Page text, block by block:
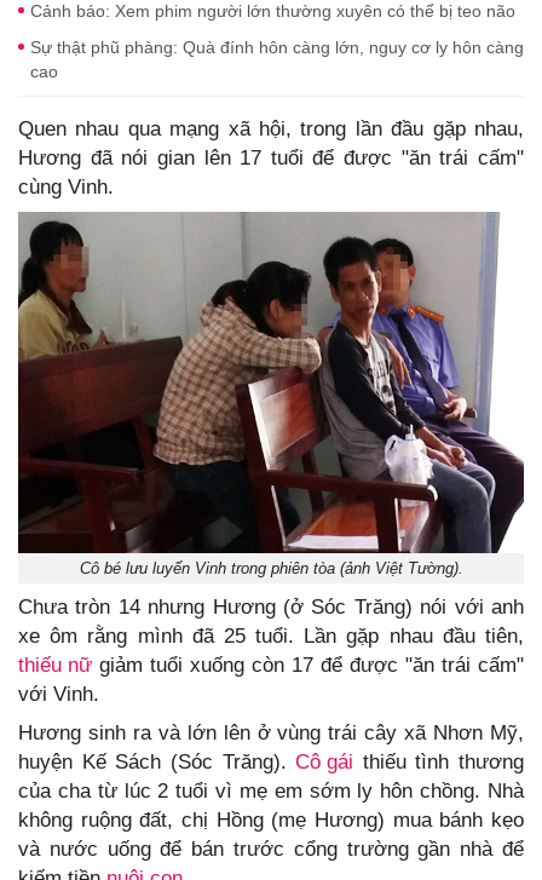
Cảnh báo: Xem phim người lớn thường xuyên có thể bị teo não
Sự thật phũ phàng: Quà đính hôn càng lớn, nguy cơ ly hôn càng
cao
Quen nhau qua mạng xã hội, trong lần đầu gặp nhau,
Hương đã nói gian lên 17 tuổi để được "ăn trái cấm"
cùng Vinh.
Cô bé lưu luyến Vinh trong phiên tòa (ảnh Việt Tường).
Chưa tròn 14 nhưng Hương (ở Sóc Trăng) nói với anh
xe ôm rằng mình đã 25 tuổi. Lần gặp nhau đầu tiên,
thiếu nữ giảm tuổi xuống còn 17 để được "ăn trái cấm"
với Vinh.
Hương sinh ra và lớn lên ở vùng trái cây xã Nhơn Mỹ,
huyện Kế Sách (Sóc Trăng).Cô gái thiếu tình thương
của cha từ lúc 2 tuổi vì mẹ em sớm ly hôn chồng. Nhà
không ruộng đất, chị Hồng (mẹ Hương) mua bánh kẹo
và nước uống để bán trước cổng trường gần nhà để